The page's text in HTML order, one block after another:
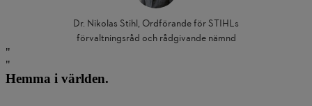
Dr. Nikolas Stihl, Ordförande för STIHLs
förvaltningsråd och rådgivande nämnd
Hemma i världen.